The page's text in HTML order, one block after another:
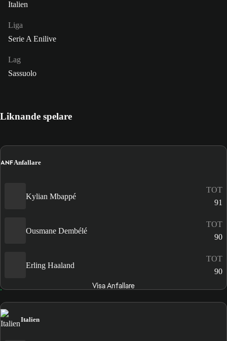
Italien
Liga
Serie A Enilive
Lag
Sassuolo
Liknande spelare
ANFAnfallare
Kylian Mbappé
TOT
91
Ousmane Dembélé
TOT
90
Erling Haaland
TOT
90
Visa Anfallare
Italien